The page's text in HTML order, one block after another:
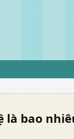
là bao